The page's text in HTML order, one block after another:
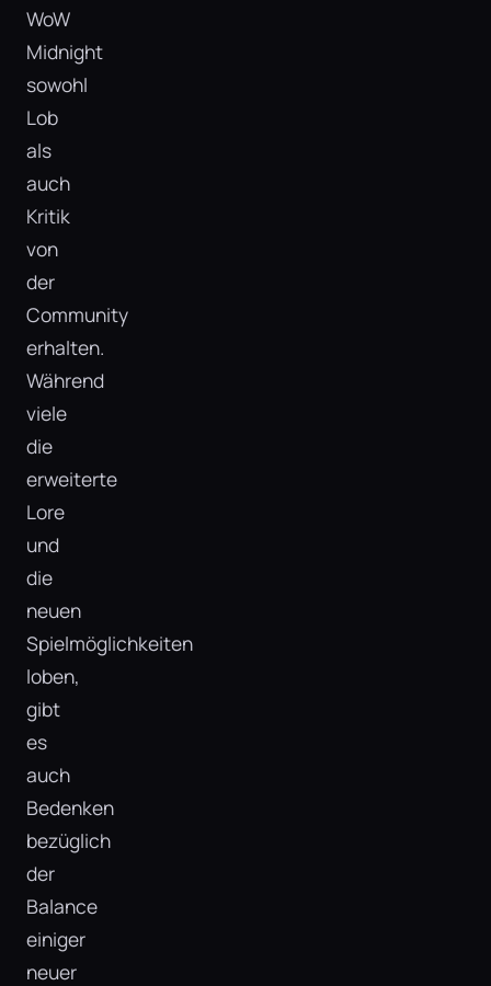
WoW
Midnight
sowohl
Lob
als
auch
Kritik
von
der
Community
erhalten.
Während
viele
die
erweiterte
Lore
und
die
neuen
Spielmöglichkeiten
loben,
gibt
es
auch
Bedenken
bezüglich
der
Balance
einiger
neuer